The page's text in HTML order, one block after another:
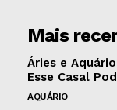
Mais
Áries e
Esse Casal
AQUÁRIO